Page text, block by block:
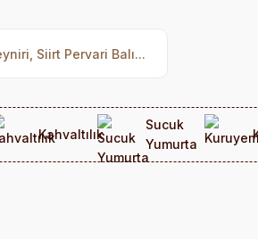
Kahvaltılık
Sucuk
Yumurta